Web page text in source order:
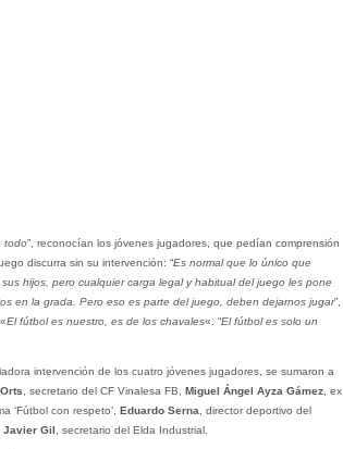
todo”, reconocían los jóvenes jugadores, que pedían comprensión
discurra sin su intervención: “Es normal que lo único que
hijos, pero cualquier carga legal y habitual del juego les pone
en la grada. Pero eso es parte del juego, deben dejarnos jugar”,
El fútbol es nuestro, es de los chavales«. “El fútbol es solo un
intervención de los cuatro jóvenes jugadores, se sumaron a
, secretario del CF Vinalesa FB, Miguel Ángel Ayza Gámez, ex
‘Fútbol con respeto’, Eduardo Serna , director deportivo del
Javier Gil , secretario del Elda Industrial.